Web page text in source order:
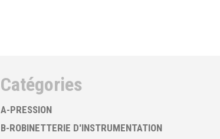
Catégories
A-PRESSION
B-ROBINETTERIE D'INSTRUMENTATION